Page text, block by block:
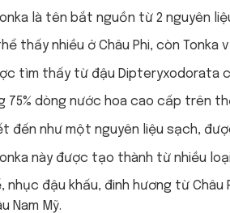
là tên bắt nguồn từ 2 nguyên
thấy nhiều ở Châu Phi, còn Tonka
tìm thấy từ đậu Dipteryxodorata
75% dòng nước hoa cao cấp trên
đến như một nguyên liệu sạch,
này được tạo thành từ nhiều
nhục đậu khấu, đinh hương từ
Nam Mỹ.